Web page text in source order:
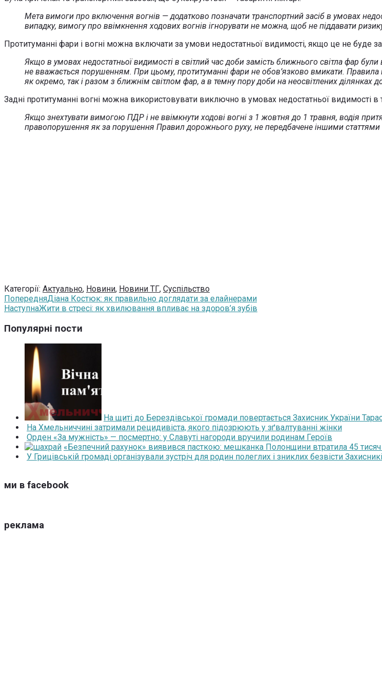
Мета вимоги про включення вогнів — додатково позначати транспортний засіб в умовах
випадку, вимогу про ввімкнення ходових вогнів ігнорувати не можна, щоб не піддавати
Протитуманні фари і вогні можна включати за умови недостатньої видимості, якщо це не буде
Якщо в умовах недостатньої видимості в світлий час доби замість ближнього світла фар
не вважається порушенням. При цьому, протитуманні фари не обов’язково вмикати.
як окремо, так і разом з ближнім світлом фар, а в темну пору доби на неосвітлених ділянках
Задні протитуманні вогні можна використовувати виключно в умовах недостатньої видимості в
Якщо знехтувати вимогою ПДР і не ввімкнути ходові вогні з 1 жовтня до 1 травня, водія
правопорушення як за порушення Правил дорожнього руху, не передбачене іншими
Категорії: Актуально, Новини, Новини ТГ, Суспільство
ПопередняДіана Костюк: як правильно доглядати за елайнерами
НаступнаЖити в стресі: як хвилювання впливає на здоров’я зубів
Популярні пости
На щиті до Берездівської громади повертається Захисник України
На Хмельниччині затримали рецидивіста, якого підозрюють у зґвалтуванні жінки
Орден «За мужність» — посмертно: у Славуті нагороди вручили родинам Героїв
«Безпечний рахунок» виявився пасткою: мешканка Полонщини втратила 45
У Грицівській громаді організували зустріч для родин полеглих і зниклих безвісти
ми в facebook
реклама